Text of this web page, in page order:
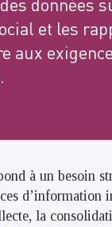
et les
aux
à un besoin
d’information
la